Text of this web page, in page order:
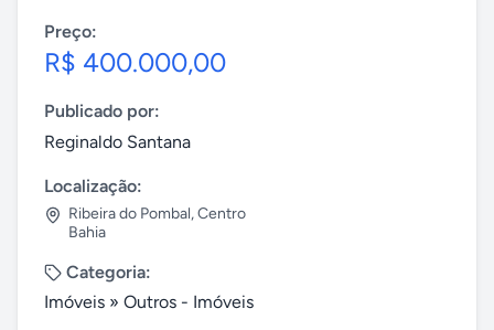
Preço:
R$ 400.000,00
Publicado por:
Reginaldo Santana
Localização:
Ribeira do Pombal,Centro
Bahia
Categoria:
Imóveis » Outros - Imóveis